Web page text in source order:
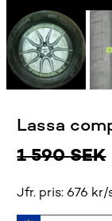
Lassa
1 590SEK
Jfr. pris: 676 kr/